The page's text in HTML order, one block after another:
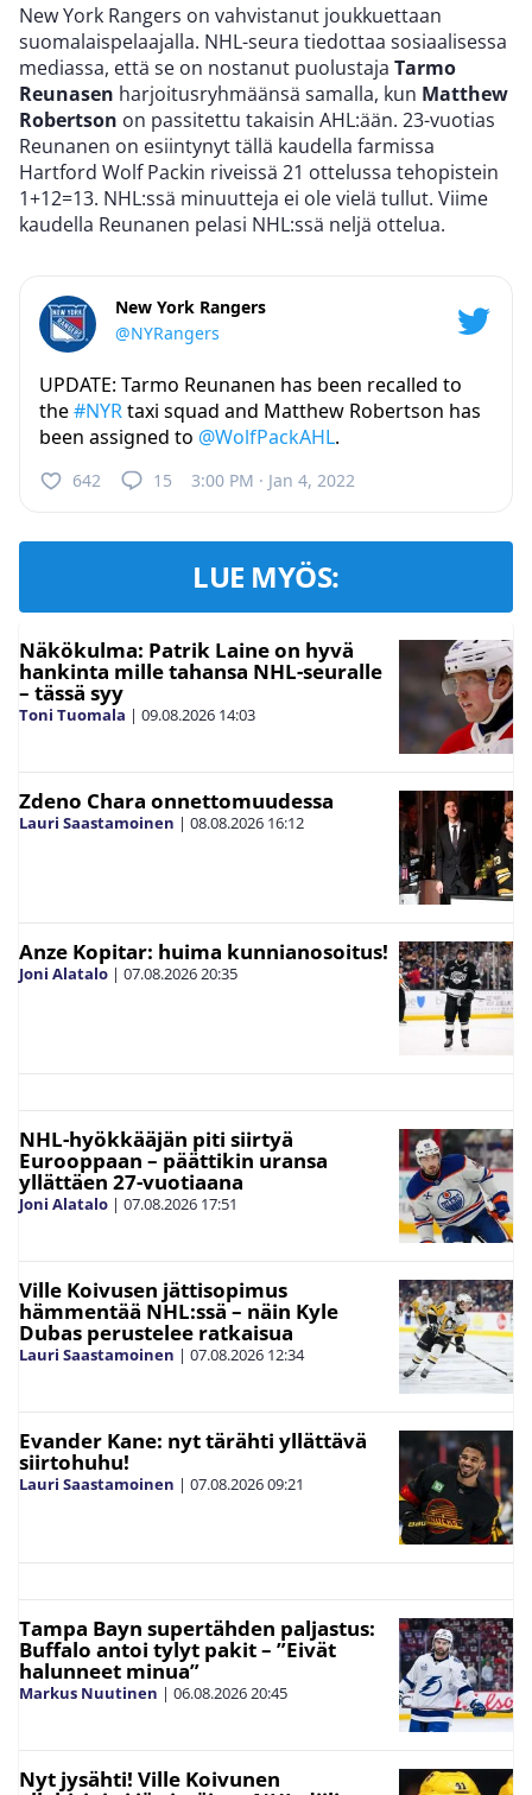
New York Rangers on vahvistanut joukkuettaan
suomalaispelaajalla. NHL-seura tiedottaa sosiaalisessa
mediassa, että se on nostanut puolustaja Tarmo
Reunasen harjoitusryhmäänsä samalla, kun Matthew
Robertson on passitettu takaisin AHL:ään. 23-vuotias
Reunanen on esiintynyt tällä kaudella farmissa
Hartford Wolf Packin riveissä 21 ottelussa tehopistein
1+12=13. NHL:ssä minuutteja ei ole vielä tullut. Viime
kaudella Reunanen pelasi NHL:ssä neljä ottelua.
New York Rangers
@NYRangers
UPDATE: Tarmo Reunanen has been recalled to
the#NYRtaxi squad and Matthew Robertson has
been assigned to @WolfPackAHL.
642 15 3:00 PM · Jan 4, 2022
LUE MYÖS:
Näkökulma: Patrik Laine on hyvä
hankinta mille tahansa NHL-seuralle
– tässä syy
Toni Tuomala | 09.08.2026 14:03
Zdeno Chara onnettomuudessa
Lauri Saastamoinen | 08.08.2026 16:12
Anze Kopitar: huima kunnianosoitus!
Joni Alatalo | 07.08.202620:35
NHL-hyökkääjän piti siirtyä
Eurooppaan – päättikin uransa
yllättäen 27-vuotiaana
Joni Alatalo | 07.08.2026 17:51
Ville Koivusen jättisopimus
hämmentää NHL:ssä – näin Kyle
Dubas perustelee ratkaisua
Lauri Saastamoinen | 07.08.2026 12:34
Evander Kane: nyt tärähti yllättävä
siirtohuhu!
Lauri Saastamoinen | 07.08.202609:21
Tampa Bayn supertähden paljastus:
Buffalo antoi tylyt pakit – ”Eivät
halunneet minua”
Markus Nuutinen | 06.08.202620:45
Nyt jysähti! Ville Koivunen